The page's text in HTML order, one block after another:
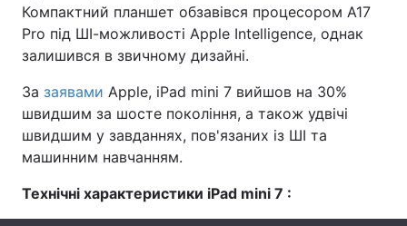
Україна Політика
Економіка Світ
Спорт Наука
Техно і зв'язок Лайт
Компактний планшет обзавівся процесором A17
Pro під ШІ-можливості Apple Intelligence, однак
залишився в звичному дизайні.
За заявами Apple, iPad mini 7 вийшов на 30%
швидшим за шосте покоління, а також удвічі
швидшим у завданнях, пов'язаних із ШІ та
машинним навчанням.
Технічні характеристики iPad mini 7 :